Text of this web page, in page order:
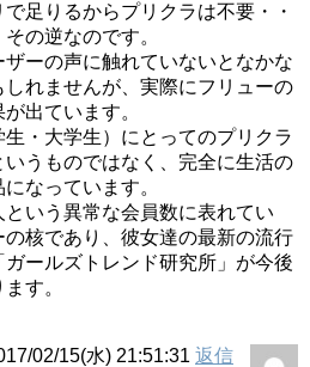
足りるからプリクラは不要・・
の逆なのです。
ーの声に触れていないとなかな
れませんが、実際にフリューの
出ています。
・大学生）にとってのプリクラ
うものではなく、完全に生活の
なっています。
いう異常な会員数に表れてい
核であり、彼女達の最新の流行
ールズトレンド研究所」が今後
す。
02/15(水) 21:51:31 返信